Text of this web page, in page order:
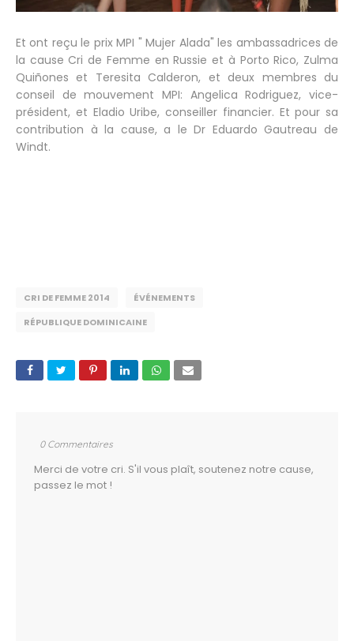
Et ont reçu le prix MPI " Mujer Alada" les ambassadrices de
la cause Cri de Femme en Russie et à Porto Rico, Zulma
Quiñones et Teresita Calderon, et deux membres du
conseil de mouvement MPI: Angelica Rodriguez, vice-
président, et Eladio Uribe, conseiller financier. Et pour sa
contribution à la cause, a le Dr Eduardo Gautreau de
Windt.
CRI DE FEMME 2014
ÉVÉNEMENTS
RÉPUBLIQUE DOMINICAINE
0 Commentaires
Merci de votre cri. S'il vous plaît, soutenez notre cause,
passez le mot !